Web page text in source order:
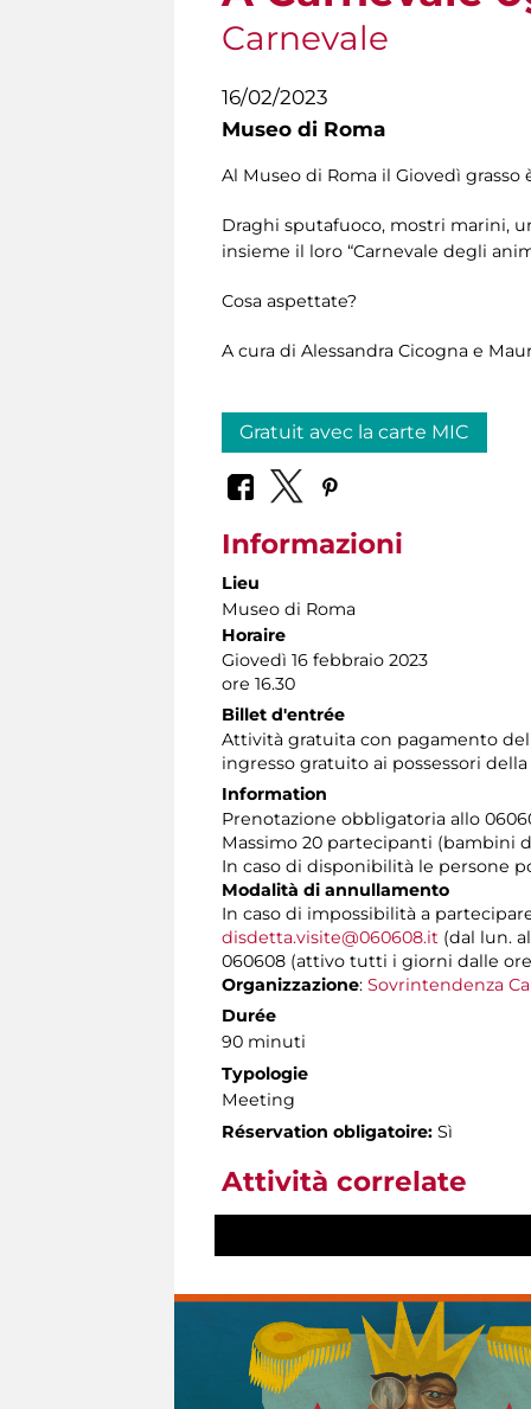
Carnevale
16/02/2023
Museo di Roma
Al Museo di Roma il Giovedì
Draghi sputafuoco, mostri marini,
insieme il loro “Carnevale degli
Cosa aspettate?
A cura di Alessandra Cicogna e
Gratuit avec la carte MIC
Informazioni
Lieu
Museo di Roma
Horaire
Giovedì 16 febbraio 2023
ore 16.30
Billet d'entrée
Attività gratuita con pagamento
ingresso gratuito ai possessori della
Information
Prenotazione obbligatoria allo
Massimo 20 partecipanti (bambini
In caso di disponibilità le persone
Modalità di annullamento
In caso di impossibilità a
disdetta.visite@060608.it (dal lun.
060608 (attivo tutti i giorni dalle ore
Organizzazione: Sovrintendenza
Durée
90 minuti
Typologie
Meeting
Réservation obligatoire: Sì
Attività correlate